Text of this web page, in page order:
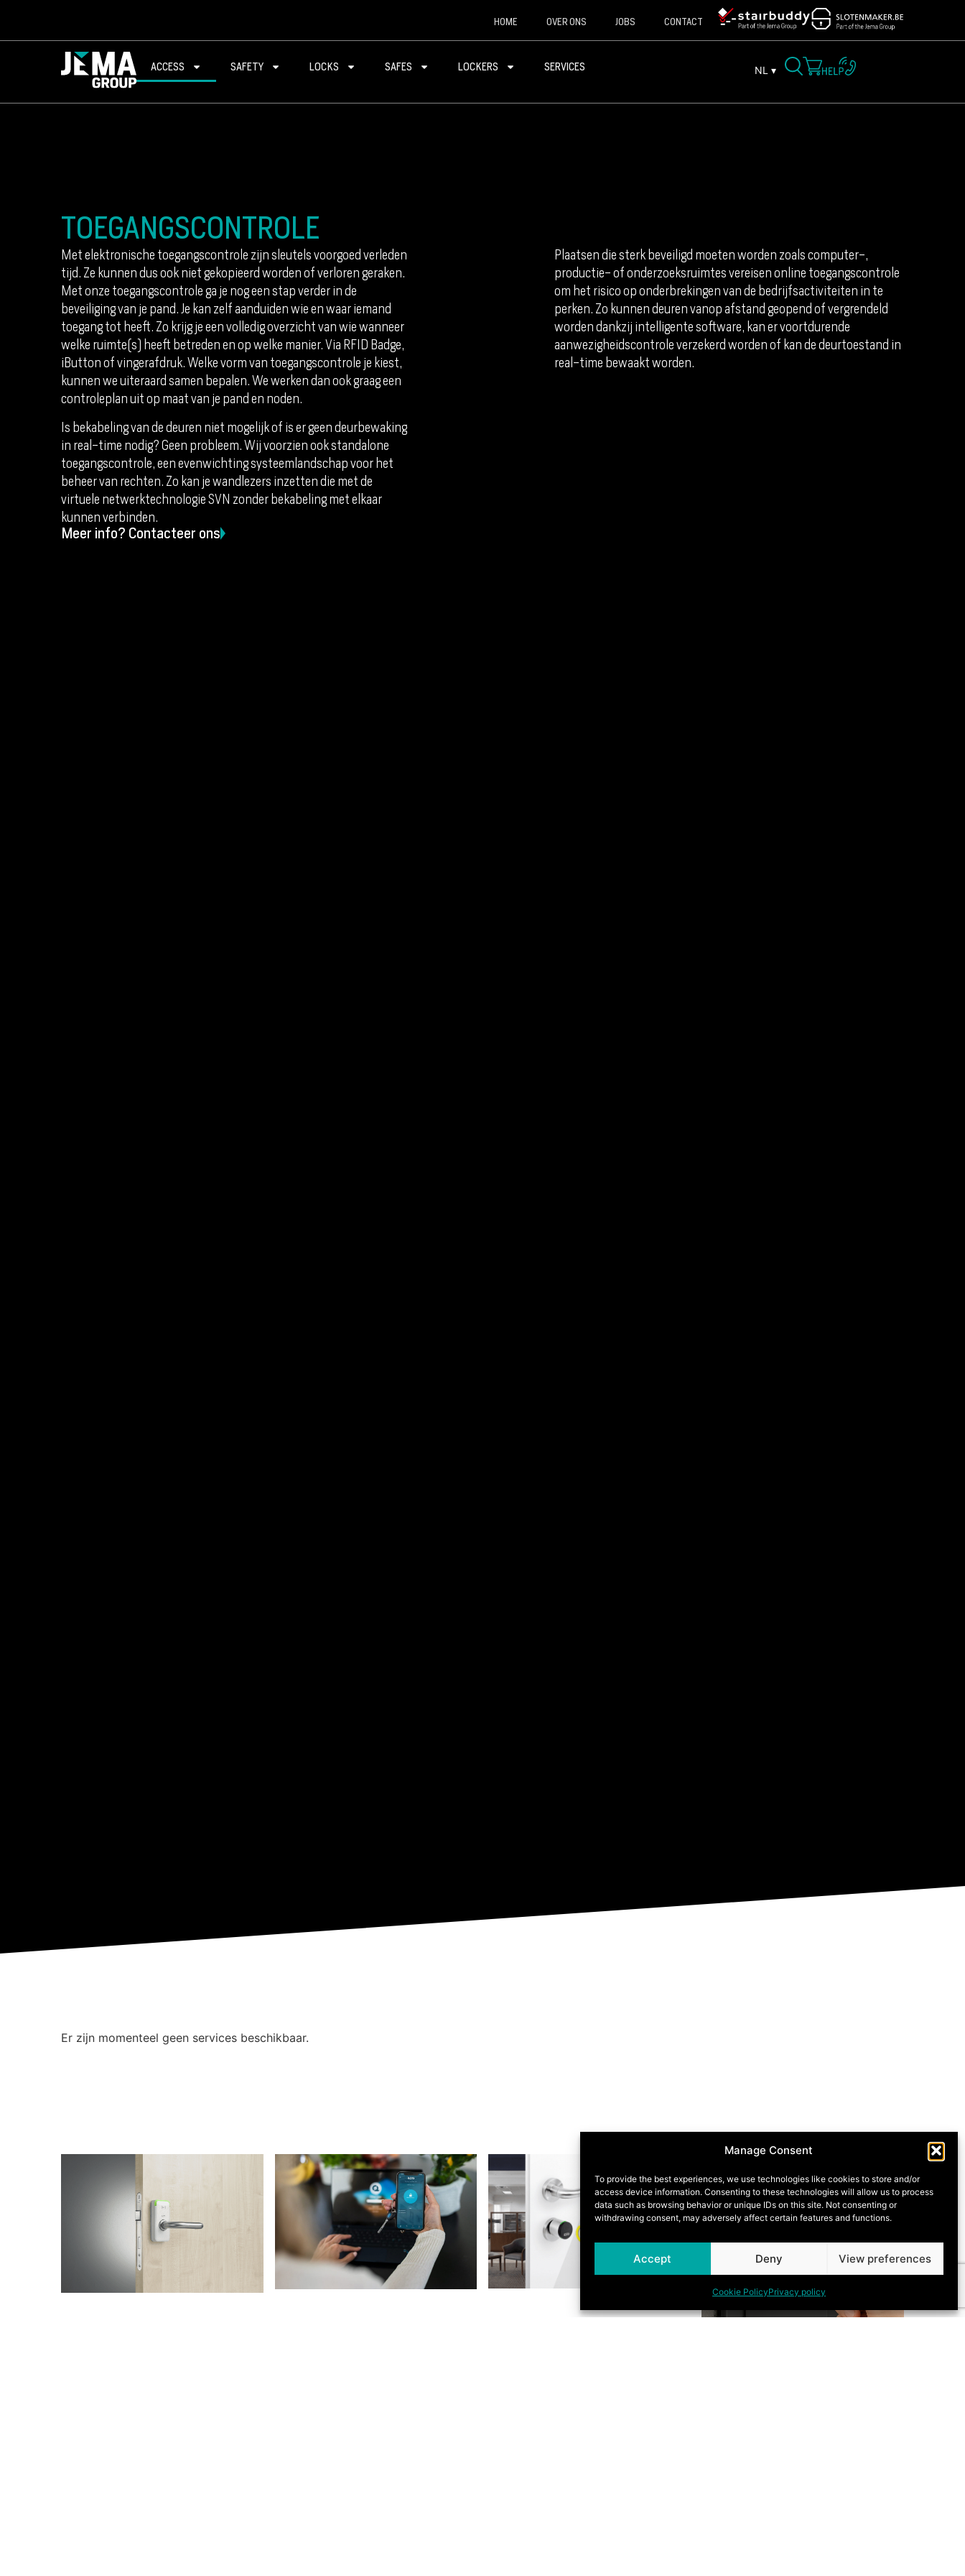
Manage Consent
To provide the best experiences, we use technologies like cookies to store and/or
access device information. Consenting to these technologies will allow us to process
data such as browsing behavior or unique IDs on this site. Not consenting or
withdrawing consent, may adversely affect certain features and functions.
Accept Deny View preferences
Cookie PolicyPrivacy policy
HOME OVER ONS JOBS CONTACT
ACCESS SAFETY LOCKS SAFES LOCKERS SERVICES NL ▾
TOEGANGSCONTROLE
Met elektronische toegangscontrole zijn sleutels voorgoed verleden
tijd. Ze kunnen dus ook niet gekopieerd worden of verloren geraken.
Met onze toegangscontrole ga je nog een stap verder in de
beveiliging van je pand. Je kan zelf aanduiden wie en waar iemand
toegang tot heeft. Zo krijg je een volledig overzicht van wie wanneer
welke ruimte(s) heeft betreden en op welke manier. Via RFID Badge,
iButton of vingerafdruk. Welke vorm van toegangscontrole je kiest,
kunnen we uiteraard samen bepalen. We werken dan ook graag een
controleplan uit op maat van je pand en noden.
Is bekabeling van de deuren niet mogelijk of is er geen deurbewaking
in real-time nodig? Geen probleem. Wij voorzien ook standalone
toegangscontrole, een evenwichting systeemlandschap voor het
beheer van rechten. Zo kan je wandlezers inzetten die met de
virtuele netwerktechnologie SVN zonder bekabeling met elkaar
kunnen verbinden.
Meer info? Contacteer ons
Plaatsen die sterk beveiligd moeten worden zoals computer-,
productie- of onderzoeksruimtes vereisen online toegangscontrole
om het risico op onderbrekingen van de bedrijfsactiviteiten in te
perken. Zo kunnen deuren vanop afstand geopend of vergrendeld
worden dankzij intelligente software, kan er voortdurende
aanwezigheidscontrole verzekerd worden of kan de deurtoestand in
real-time bewaakt worden.
Er zijn momenteel geen services beschikbaar.